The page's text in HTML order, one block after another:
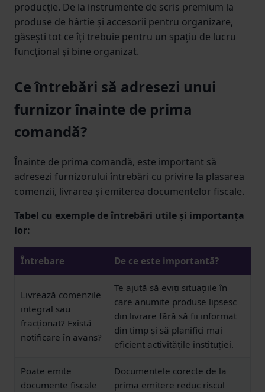
producție. De la instrumente de scris premium la
produse de hârtie și accesorii pentru organizare,
găsești tot ce îți trebuie pentru un spațiu de lucru
funcțional și bine organizat.
Ce întrebări să adresezi unui
furnizor înainte de prima
comandă?
Înainte de prima comandă, este important să
adresezi furnizorului întrebări cu privire la plasarea
comenzii, livrarea și emiterea documentelor fiscale.
Tabel cu exemple de întrebări utile și importanța
lor:
Întrebare De ce este importantă?
Livrează comenzile
integral sau
fracționat? Există
notificare în avans?
Te ajută să eviți situațiile în
care anumite produse lipsesc
din livrare fără să fii informat
din timp și să planifici mai
eficient activitățile instituției.
Poate emite
documente fiscale
Documentele corecte de la
prima emitere reduc riscul